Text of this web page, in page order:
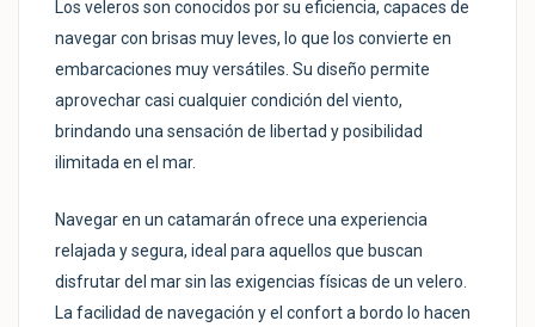
Los veleros son conocidos por su eficiencia, capaces de
navegar con brisas muy leves, lo que los convierte en
embarcaciones muy versátiles. Su diseño permite
aprovechar casi cualquier condición del viento,
brindando una sensación de libertad y posibilidad
ilimitada en el mar.
Navegar en un catamarán ofrece una experiencia
relajada y segura, ideal para aquellos que buscan
disfrutar del mar sin las exigencias físicas de un velero.
La facilidad de navegación y el confort a bordo lo hacen